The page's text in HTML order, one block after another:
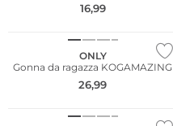
16,99
ONLY
Gonna da ragazza KOGAMAZING
26,99